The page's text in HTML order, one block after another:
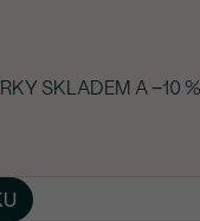
SKLADEM A